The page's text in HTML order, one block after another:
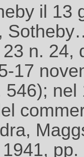
il 13
n. 24,
17
546); nel
pp.